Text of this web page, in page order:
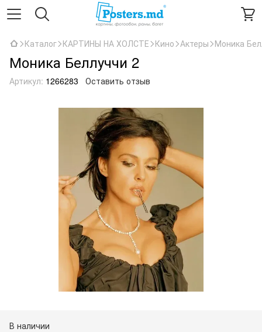
Каталог КАРТИНЫ НА ХОЛСТЕ Кино Актеры Моника
Моника Беллуччи 2
Артикул: 1266283 Оставить отзыв
В наличии